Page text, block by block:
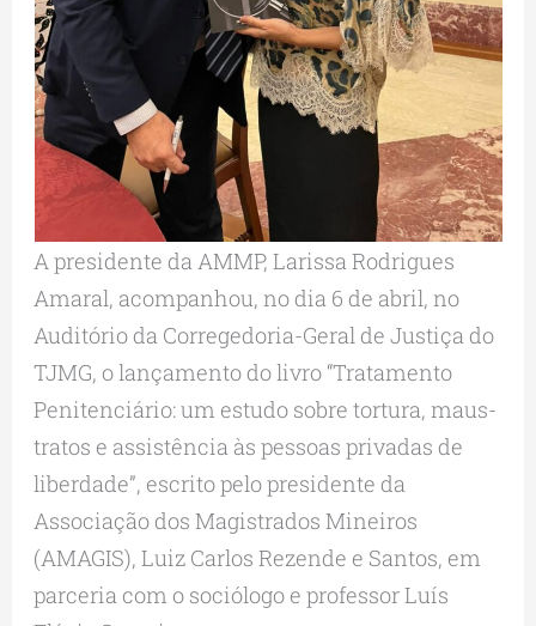
A presidente da AMMP, Larissa Rodrigues
Amaral, acompanhou, no dia 6 de abril, no
Auditório da Corregedoria-Geral de Justiça do
TJMG, o lançamento do livro “Tratamento
Penitenciário: um estudo sobre tortura, maus-
tratos e assistência às pessoas privadas de
liberdade”, escrito pelo presidente da
Associação dos Magistrados Mineiros
(AMAGIS), Luiz Carlos Rezende e Santos, em
parceria com o sociólogo e professor Luís